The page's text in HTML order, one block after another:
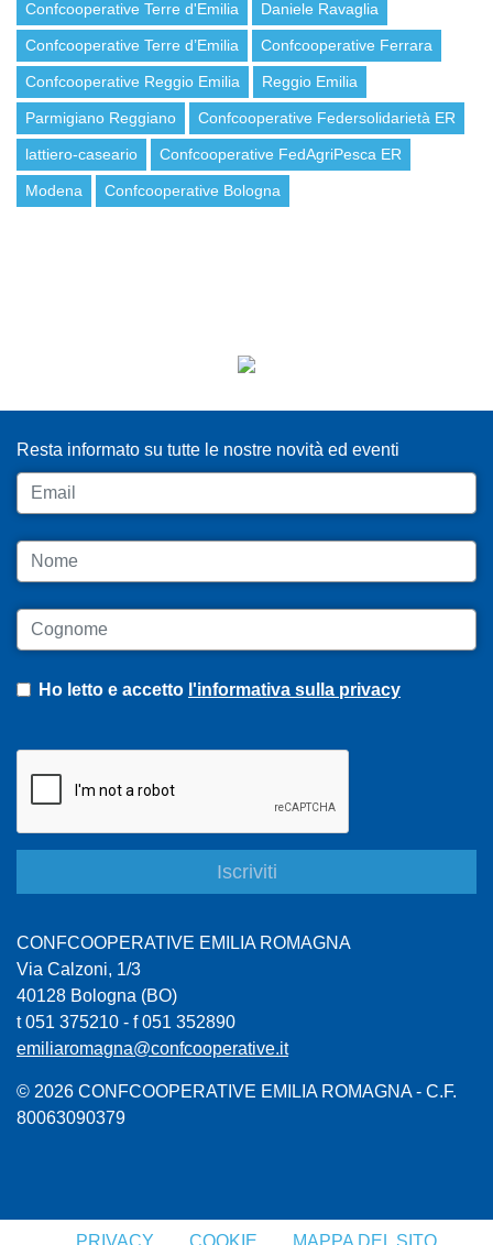
Confcooperative Terre d'Emilia Daniele Ravaglia
Confcooperative Terre d’Emilia Confcooperative Ferrara
Confcooperative Reggio Emilia Reggio Emilia
Parmigiano Reggiano Confcooperative Federsolidarietà ER
lattiero-caseario Confcooperative FedAgriPesca ER
Modena Confcooperative Bologna
Resta informato su tutte le nostre novità ed eventi
Email
Nome
Cognome
Ho letto e accetto l'informativa sulla privacy
CONFCOOPERATIVE EMILIA ROMAGNA
Via Calzoni, 1/3
40128 Bologna (BO)
t 051 375210 - f 051 352890
emiliaromagna@confcooperative.it
© 2026 CONFCOOPERATIVE EMILIA ROMAGNA - C.F.
80063090379
PRIVACY COOKIE MAPPA DEL SITO